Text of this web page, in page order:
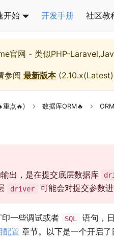
开始 开发手册 社区教
官网 - 类似PHP-
参阅 最新版本(2.10.x(Latest)
重点🔥) 数据库ORM🔥
出，是在提交底层数据库
driver 可能会对提交参数
一些调试或者 SQL 语句，
配置 章节。以下是一个开启了